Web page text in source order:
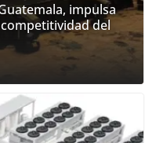
impulsa
del